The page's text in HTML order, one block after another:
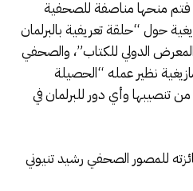
فتم منحها مناصفة للصحفية
حول “حلقة تعريفية بالبرلمان
الدولي للكتاب”، والصحفي
نظير عمله “الحصيلة
تنصيبها وأي دور للبرلمان في
للمصور الصحفي رشيد تنيوني